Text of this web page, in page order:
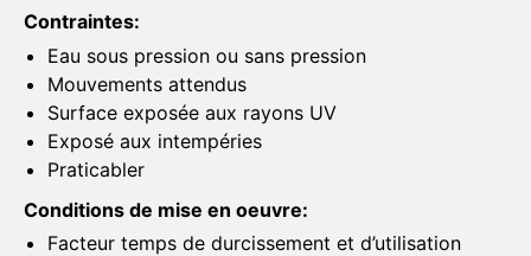
Contraintes:
Eau sous pression ou sans pression
Mouvements attendus
Surface exposée aux rayons UV
Exposé aux intempéries
Praticabler
Conditions de mise en oeuvre:
Facteur temps de durcissement et d’utilisation